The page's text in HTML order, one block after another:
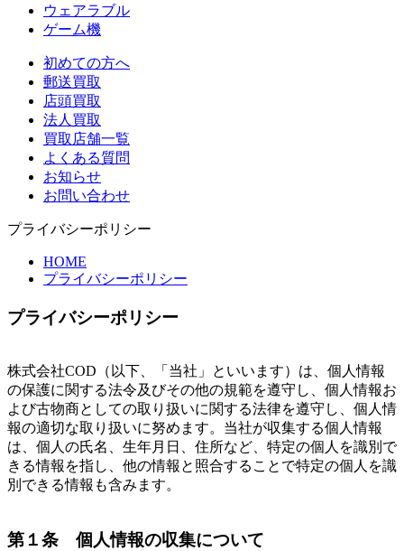
ウェアラブル
ゲーム機
初めての方へ
郵送買取
店頭買取
法人買取
買取店舗一覧
よくある質問
お知らせ
お問い合わせ
プライバシーポリシー
HOME
プライバシーポリシー
プライバシーポリシー
株式会社COD（以下、「当社」といいます）は、個人情報
の保護に関する法令及びその他の規範を遵守し、個人情報お
よび古物商としての取り扱いに関する法律を遵守し、個人情
報の適切な取り扱いに努めます。当社が収集する個人情報
は、個人の氏名、生年月日、住所など、特定の個人を識別で
きる情報を指し、他の情報と照合することで特定の個人を識
別できる情報も含みます。
第１条 個人情報の収集について